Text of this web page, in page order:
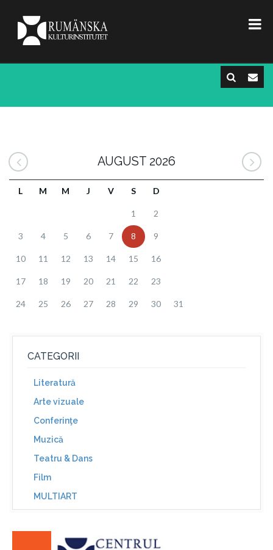
AUGUST 2026
L M M J V S D
1 2
3 4 5 6 7 8 9
10 11 12 13 14 15 16
17 18 19 20 21 22 23
24 25 26 27 28 29 30 31
CATEGORII
Literatură
Arte vizuale
Conferinţe
Muzică
Teatru & Dans
Film
MULTIART